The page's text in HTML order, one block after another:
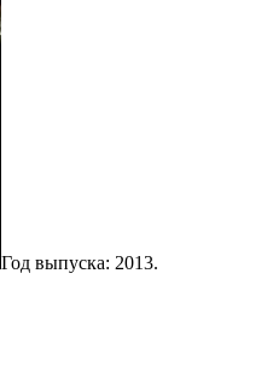
Год выпуска: 2013.